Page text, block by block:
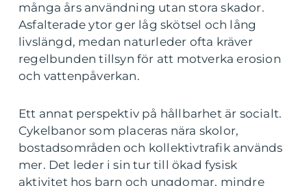
många års användning utan stora skador.
Asfalterade ytor ger låg skötsel och lång
livslängd, medan naturleder ofta kräver
regelbunden tillsyn för att motverka erosion
och vattenpåverkan.
Ett annat perspektiv på hållbarhet är socialt.
Cykelbanor som placeras nära skolor,
bostadsområden och kollektivtrafik används
mer. Det leder i sin tur till ökad fysisk
aktivitet hos barn och ungdomar, mindre